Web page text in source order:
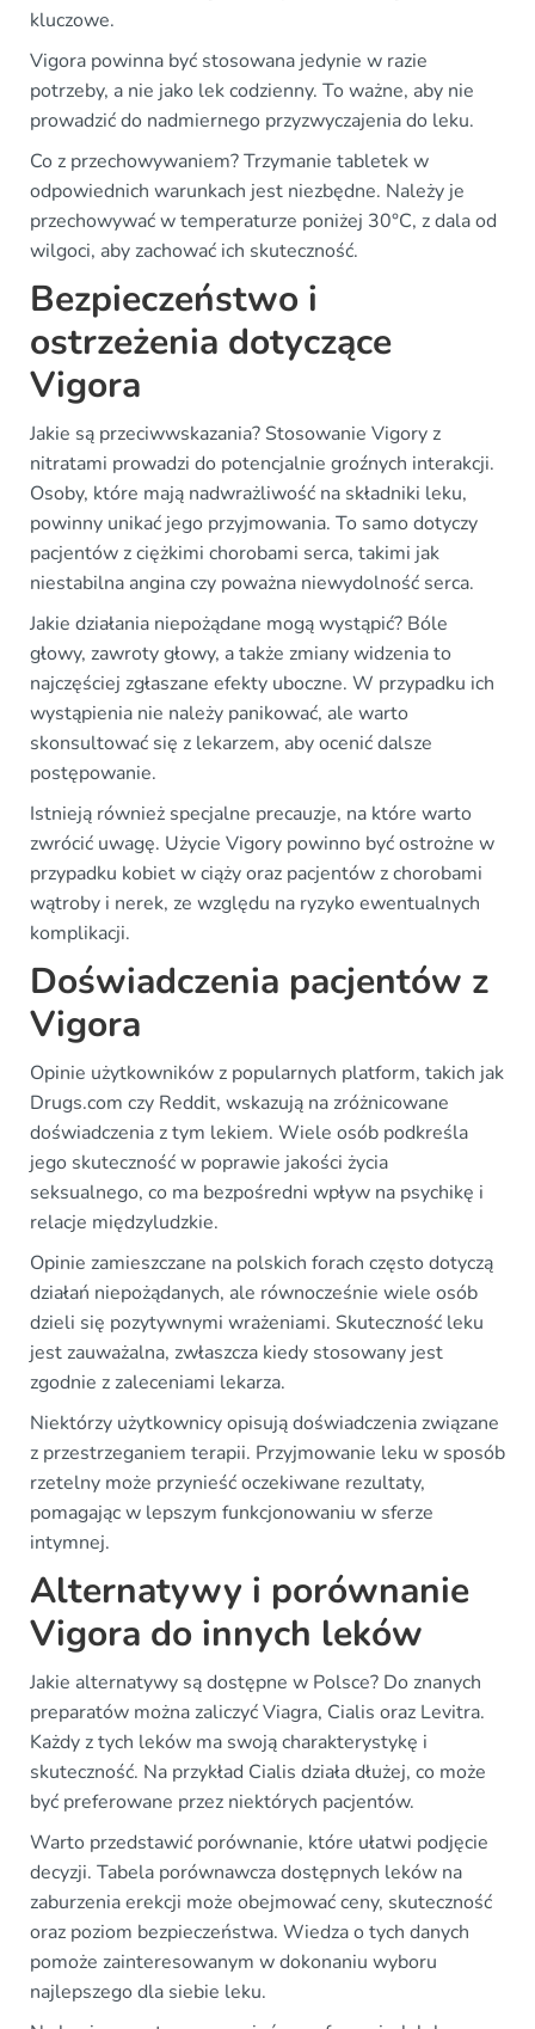
kluczowe.
Vigora powinna być stosowana jedynie w razie
potrzeby, a nie jako lek codzienny. To ważne, aby nie
prowadzić do nadmiernego przyzwyczajenia do leku.
Co z przechowywaniem? Trzymanie tabletek w
odpowiednich warunkach jest niezbędne. Należy je
przechowywać w temperaturze poniżej 30°C, z dala od
wilgoci, aby zachować ich skuteczność.
Bezpieczeństwo i
ostrzeżenia dotyczące
Vigora
Jakie są przeciwwskazania? Stosowanie Vigory z
nitratami prowadzi do potencjalnie groźnych interakcji.
Osoby, które mają nadwrażliwość na składniki leku,
powinny unikać jego przyjmowania. To samo dotyczy
pacjentów z ciężkimi chorobami serca, takimi jak
niestabilna angina czy poważna niewydolność serca.
Jakie działania niepożądane mogą wystąpić? Bóle
głowy, zawroty głowy, a także zmiany widzenia to
najczęściej zgłaszane efekty uboczne. W przypadku ich
wystąpienia nie należy panikować, ale warto
skonsultować się z lekarzem, aby ocenić dalsze
postępowanie.
Istnieją również specjalne precauzje, na które warto
zwrócić uwagę. Użycie Vigory powinno być ostrożne w
przypadku kobiet w ciąży oraz pacjentów z chorobami
wątroby i nerek, ze względu na ryzyko ewentualnych
komplikacji.
Doświadczenia pacjentów z
Vigora
Opinie użytkowników z popularnych platform, takich jak
Drugs.com czy Reddit, wskazują na zróżnicowane
doświadczenia z tym lekiem. Wiele osób podkreśla
jego skuteczność w poprawie jakości życia
seksualnego, co ma bezpośredni wpływ na psychikę i
relacje międzyludzkie.
Opinie zamieszczane na polskich forach często dotyczą
działań niepożądanych, ale równocześnie wiele osób
dzieli się pozytywnymi wrażeniami. Skuteczność leku
jest zauważalna, zwłaszcza kiedy stosowany jest
zgodnie z zaleceniami lekarza.
Niektórzy użytkownicy opisują doświadczenia związane
z przestrzeganiem terapii. Przyjmowanie leku w sposób
rzetelny może przynieść oczekiwane rezultaty,
pomagając w lepszym funkcjonowaniu w sferze
intymnej.
Alternatywy i porównanie
Vigora do innych leków
Jakie alternatywy są dostępne w Polsce? Do znanych
preparatów można zaliczyć Viagra, Cialis oraz Levitra.
Każdy z tych leków ma swoją charakterystykę i
skuteczność. Na przykład Cialis działa dłużej, co może
być preferowane przez niektórych pacjentów.
Warto przedstawić porównanie, które ułatwi podjęcie
decyzji. Tabela porównawcza dostępnych leków na
zaburzenia erekcji może obejmować ceny, skuteczność
oraz poziom bezpieczeństwa. Wiedza o tych danych
pomoże zainteresowanym w dokonaniu wyboru
najlepszego dla siebie leku.